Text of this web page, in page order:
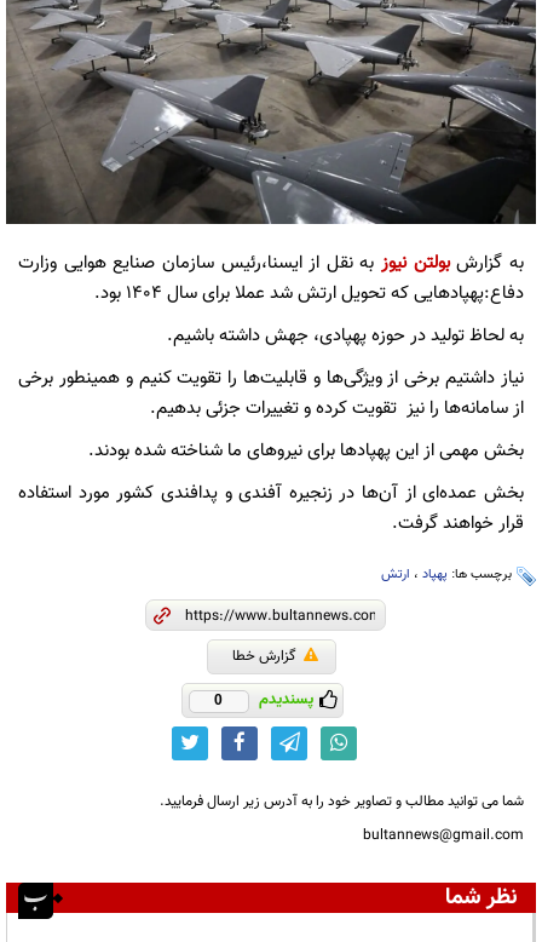
به گزارشبولتن نیوزبه نقل از ایسنا،رئیس سازمان صنایع هوایی وزارت
دفاع:پهپادهایی که تحویل ارتش شد عملا برای سال ۱۴۰۴ بود.
به لحاظ تولید در حوزه پهپادی، جهش داشته باشیم.
نیاز داشتیم برخی از ویژگی‌ها و قابلیت‌ها را تقویت کنیم و همینطور برخی
از سامانه‌ها را نیز تقویت کرده و تغییرات جزئی بدهیم.
بخش مهمی از این پهپادها برای نیروهای ما شناخته شده بودند.
بخش عمده‌ای از آن‌ها در زنجیره آفندی و پدافندی کشور مورد استفاده
قرار خواهند گرفت.
برچسب ها: پهپاد ، ارتش
گزارش خطا
پسندیدم 0
شما می توانید مطالب و تصاویر خود را به آدرس زیر ارسال فرمایید.
bultannews@gmail.com
نظر شما